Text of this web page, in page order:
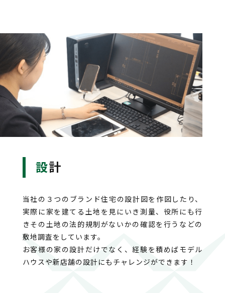
Q & A よくあるご質問
Interview 社員インタビュー
Event 社内イベント
研修・教育制度＆キャリアアップ
Instagram
設計
当社の３つのブランド住宅の設計図を作図したり、
実際に家を建てる土地を見にいき測量、役所にも行
きその土地の法的規制がないかの確認を行うなどの
敷地調査をしています。
お客様の家の設計だけでなく、経験を積めばモデル
ハウスや新店舗の設計にもチャレンジができます！